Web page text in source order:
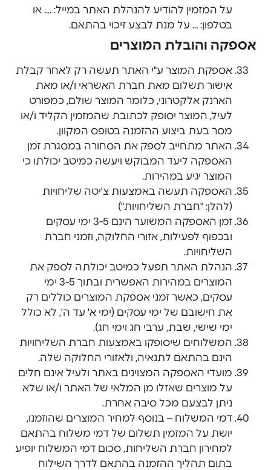
על המזמין להודיע להנהלת האתר במייל: …. או
בטלפון: … על מנת לבצע זיכוי בהתאם.
אספקה והובלת המוצרים
אספקת המוצר ע"י האתר תעשה רק לאחר קבלת
אישור תשלום מאת חברת האשראי ו/או מאת
הארנק אלקטרוני, כלומר המוצר שולם, כמפורט
לעיל, המוצר יסופק לכתובת שהמזמין הקליד ו/או
מסר בעת ביצוע ההזמנה בטופס המקוון.
האתר מתחייב לספק את הסחורה במסגרת זמן
האספקה ליעד המבוקש ויעשה כמיטב יכולתו כי
המוצר יגיע במהירות.
האספקה תעשה באמצעות צ'יטה שליחויות
(להלן: "חברת השליחויות")
זמן האספקה המשוער הינם 3-5 ימי עסקים
ובכפוף לפעילות, אזורי החלוקה, וזמני חברת
השליחויות.
הנהלת האתר תפעל כמיטב יכולתה לספק את
המוצרים במהירות האפשרית ובתוך 3-5 ימי
עסקים, כאשר זמני אספקת המוצרים כוללים רק
את חישובם של ימי עסקים (ימי א' עד ה', לא כולל
ימי שישי, שבת, ערבי חג וימי חג).
המשלוחים שיסופקו באמצעות חברת השליחויות
הינם בהתאם לתנאיה, ולאזורי החלוקה שלה.
מועדי האספקה המצוינים באתר ולעיל אינם חלים
על מוצרים שאזלו מן המלאי של האתר ו/או שלא
ניתן לבצעם מכל סיבה אחרת.
דמי המשלוח – בנוסף למחיר המוצרים שהוזמנו,
יושת על המזמין תשלום של דמי משלוח בהתאם
למחירון חברת השליחות, סכום דמי המשלוח יופיע
בתום תהליך ההזמנה בהתאם לדרך השילוח